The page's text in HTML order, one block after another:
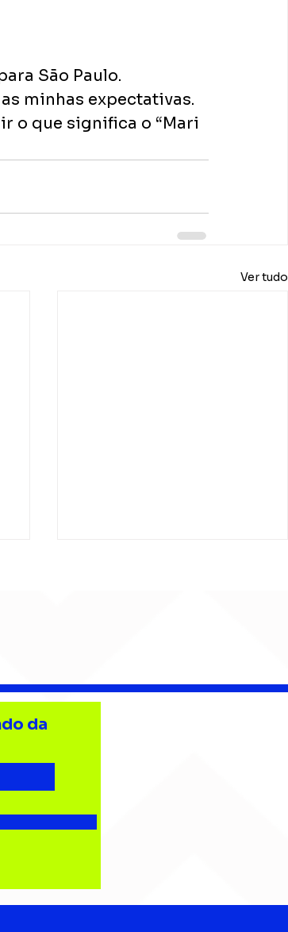
São Paulo.
minhas expectativas.
o que significa o “Mari
Ver tudo
Levinsk conquista
da